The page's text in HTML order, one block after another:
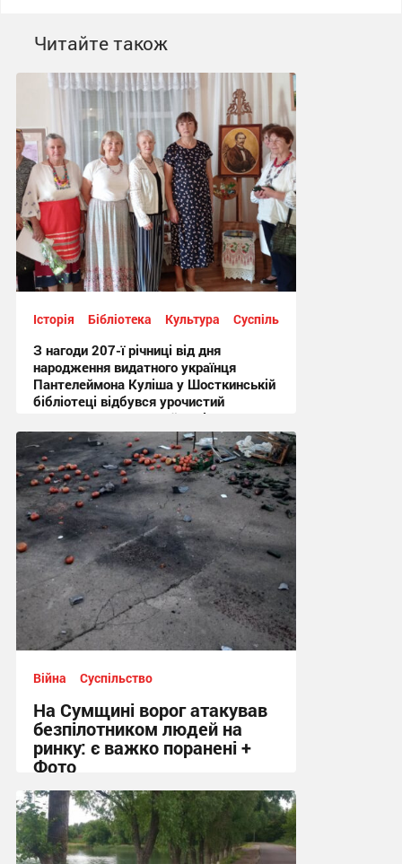
Читайте також
Історія Бібліотека Культура Суспільство
З нагоди 207-ї річниці від дня
народження видатного українця
Пантелеймона Куліша у Шосткинській
бібліотеці відбувся урочистий
культурно-мистецький захід + Фото
12:44, 7.08.2026
Війна Суспільство
На Сумщині ворог атакував
безпілотником людей на
ринку: є важко поранені +
Фото
10:41, 7.08.2026